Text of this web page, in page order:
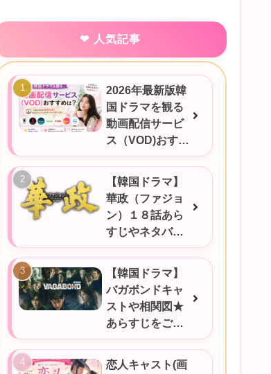
人気記事
2026年最新版韓
国ドラマを観る
動画配信サービ
ス（VOD)おすす
めは？
【韓国ドラマ】
華政（ファジョ
ン）１８話あら
すじやネタバ
レ、感想など！
【韓国ドラマ】
バガボンドキャ
ストや相関図★
あらすじをご紹
介
恋人キャスト(画